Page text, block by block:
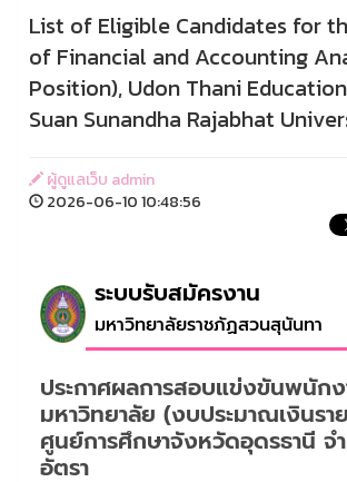
List of Eligible Candidates for
of Financial and Accounting
Position), Udon Thani
Suan Sunandha Rajabhat
ผู้ดูแลเว็บ admin
2026-06-10 10:48:56